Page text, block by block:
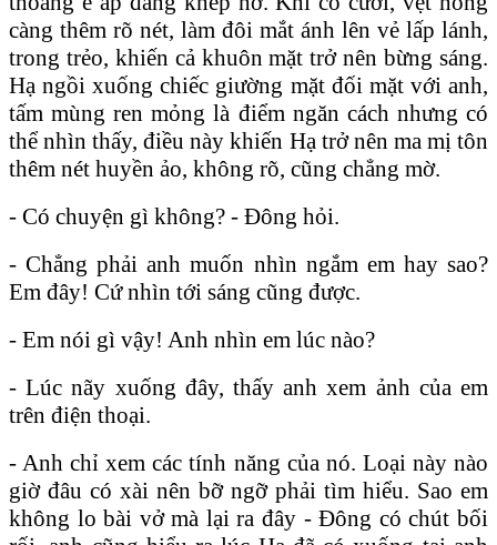
càng thêm rõ nét, làm đôi mắt ánh lên vẻ lấp lánh,
trong trẻo, khiến cả khuôn mặt trở nên bừng sáng.
Hạ ngồi xuống chiếc giường mặt đối mặt với anh,
tấm mùng ren mỏng là điểm ngăn cách nhưng có
thể nhìn thấy, điều này khiến Hạ trở nên ma mị tôn
thêm nét huyền ảo, không rõ, cũng chẳng mờ.
- Có chuyện gì không? - Đông hỏi.
- Chẳng phải anh muốn nhìn ngắm em hay sao?
Em đây! Cứ nhìn tới sáng cũng được.
- Em nói gì vậy! Anh nhìn em lúc nào?
- Lúc nãy xuống đây, thấy anh xem ảnh của em
trên điện thoại.
- Anh chỉ xem các tính năng của nó. Loại này nào
giờ đâu có xài nên bỡ ngỡ phải tìm hiểu. Sao em
không lo bài vở mà lại ra đây - Đông có chút bối